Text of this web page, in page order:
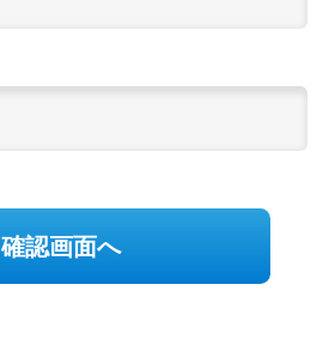
確認画面へ